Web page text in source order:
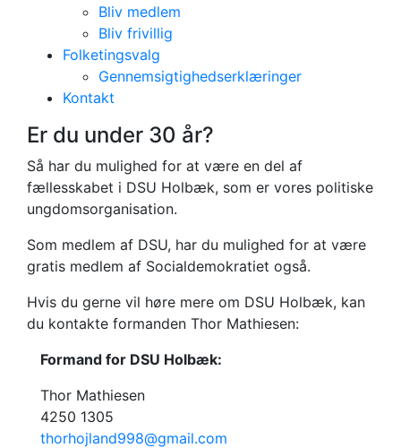
Bliv medlem
Bliv frivillig
Folketingsvalg
Gennemsigtighedserklæringer
Kontakt
For dig under 30 år
DSU Holbæk
Er du under 30 år?
Så har du mulighed for at være en del af
fællesskabet i DSU Holbæk, som er vores politiske
ungdomsorganisation.
Som medlem af DSU, har du mulighed for at være
gratis medlem af Socialdemokratiet også.
Hvis du gerne vil høre mere om DSU Holbæk, kan
du kontakte formanden Thor Mathiesen:
Formand for DSU Holbæk:
Thor Mathiesen
4250 1305
thorhojland998@gmail.com